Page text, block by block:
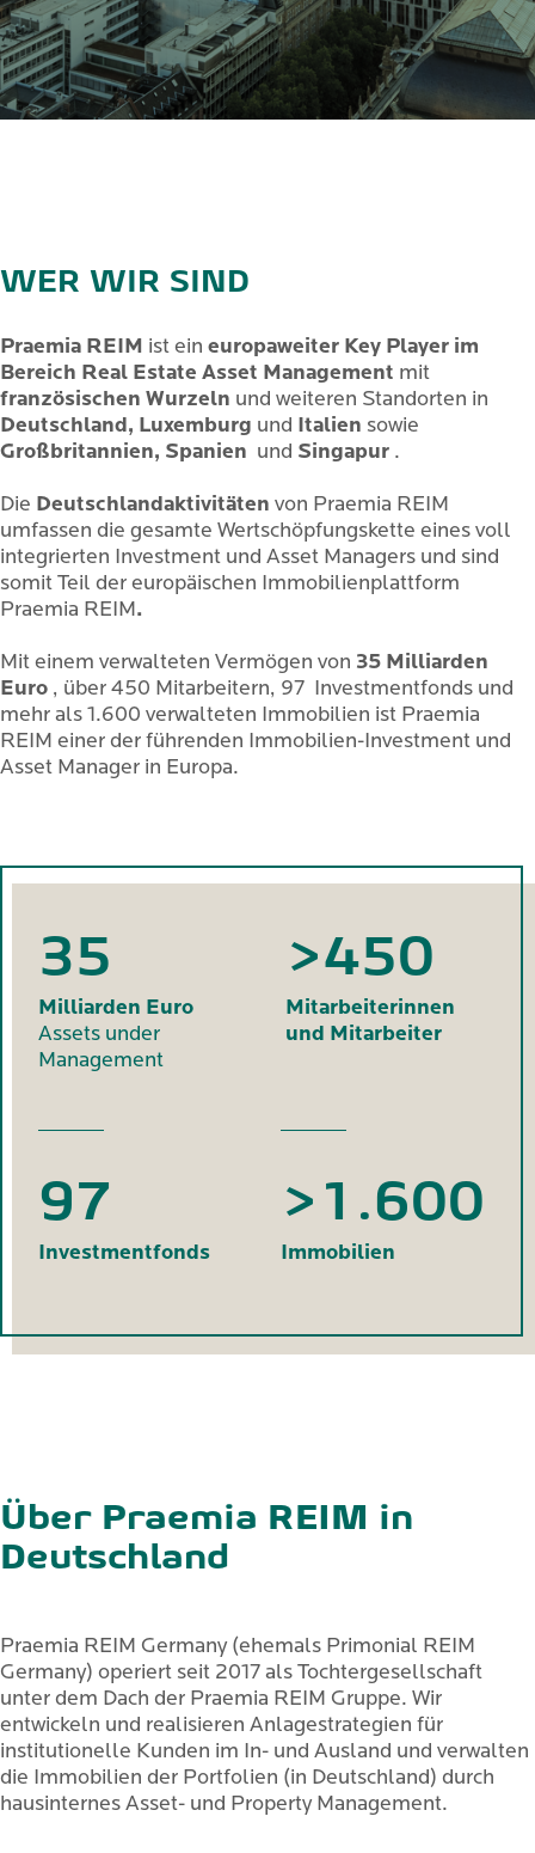
WER WIR SIND
Praemia REIM ist ein europaweiter Key Player im
Bereich Real Estate Asset Management mit
französischen Wurzeln und weiteren Standorten in
Deutschland, Luxemburg und Italien sowie
Großbritannien, Spanien und Singapur .
Die Deutschlandaktivitäten von Praemia REIM
umfassen die gesamte Wertschöpfungskette eines voll
integrierten Investment und Asset Managers und sind
somit Teil der europäischen Immobilienplattform
Praemia REIM.
Mit einem verwalteten Vermögen von 35 Milliarden
Euro , über 450 Mitarbeitern, 97 Investmentfonds und
mehr als 1.600 verwalteten Immobilien ist Praemia
REIM einer der führenden Immobilien-Investment und
Asset Manager in Europa.
35
Milliarden Euro
Assets under
Management
>450
Mitarbeiterinnen
und Mitarbeiter
97
Investmentfonds
>1.600
Immobilien
Über Praemia REIM in
Deutschland
Praemia REIM Germany (ehemals Primonial REIM
Germany) operiert seit 2017 als Tochtergesellschaft
unter dem Dach der Praemia REIM Gruppe. Wir
entwickeln und realisieren Anlagestrategien für
institutionelle Kunden im In- und Ausland und verwalten
die Immobilien der Portfolien (in Deutschland) durch
hausinternes Asset- und Property Management.